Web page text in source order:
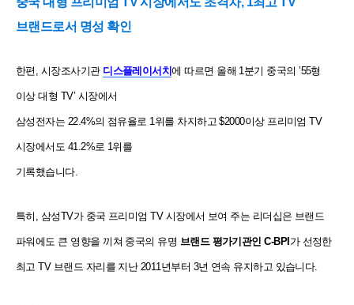
브랜드로서 명성 확인
한편, 시장조사기관 디스플레이서치에 따르면 올해 1분기 중국의 ’55형
이상 대형 TV’ 시장에서
삼성전자는 22.4%의 점유율로 1위를 차지하고 $2000이상 프리미엄 TV
시장에서도 41.2%로 1위를
기록했습니다.
특히, 삼성TV가 중국 프리미엄 TV 시장에서 보여 주는 리더십은 브랜드
파워에도 큰 영향을 끼쳐 중국의 유명 브랜드 평가기관인 C-BPI 가 선정한
최고 TV 브랜드 자리를 지난 2011년부터 3년 연속 유지하고 있습니다.